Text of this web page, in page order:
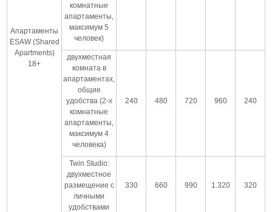
Апартаменты
ESAW (Shared
Apartments)
18+
комнатные
апартаменты,
максимум 5
человек)
двухместная
комната в
апартаментах,
общие
удобства (2-х
комнатные
апартаменты,
максимум 4
человека)
240 480 720 960 240
Twin Studio:
двухместное
размещение с
личными
удобствами
330 660 990 1.320 320